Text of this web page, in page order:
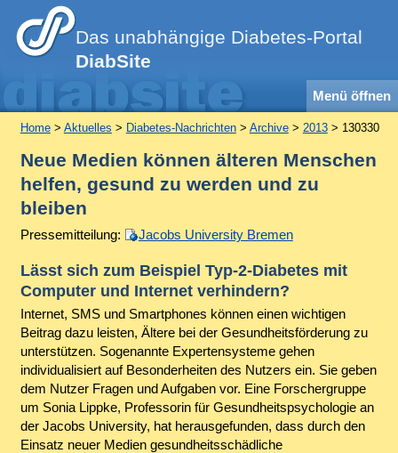
Das unabhängige Diabetes-Portal
DiabSite
Menü öffnen
Home> Aktuelles > Diabetes-Nachrichten> Archive> 2013> 130330
Neue Medien können älteren Menschen
helfen, gesund zu werden und zu
bleiben
Pressemitteilung: Jacobs University Bremen
Lässt sich zum Beispiel Typ-2-Diabetes mit
Computer und Internet verhindern?
Internet, SMS und Smartphones können einen wichtigen
Beitrag dazu leisten, Ältere bei der Gesundheitsförderung zu
unterstützen. Sogenannte Expertensysteme gehen
individualisiert auf Besonderheiten des Nutzers ein. Sie geben
dem Nutzer Fragen und Aufgaben vor. Eine Forschergruppe
um Sonia Lippke, Professorin für Gesundheitspsychologie an
der Jacobs University, hat herausgefunden, dass durch den
Einsatz neuer Medien gesundheitsschädliche